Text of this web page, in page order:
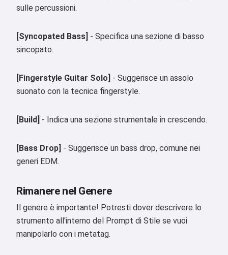
sulle percussioni.
[Syncopated Bass] - Specifica una sezione di basso
sincopato.
[Fingerstyle Guitar Solo] - Suggerisce un assolo
suonato con la tecnica fingerstyle.
[Build] - Indica una sezione strumentale in crescendo.
[Bass Drop] - Suggerisce un bass drop, comune nei
generi EDM.
Rimanere nel Genere
Il genere è importante! Potresti dover descrivere lo
strumento all'interno del Prompt di Stile se vuoi
manipolarlo con i metatag.
Posso creare canzoni, scrivere
poesie e auguri 🥰